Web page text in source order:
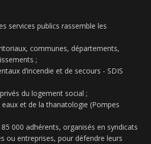
services publics rassemble les
communes, départements,
;
d’incendie et de secours - SDIS
du logement social ;
et de la thanatologie (Pompes
000 adhérents, organisés en syndicats
ou entreprises, pour défendre leurs